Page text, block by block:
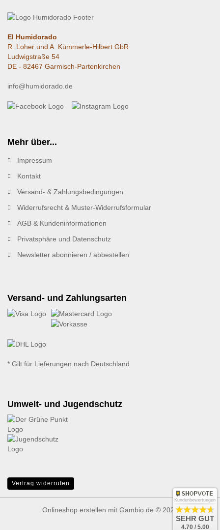
El Humidorado
R. Loher und A. Kümmerle-Hilbert GbR
Ludwigstraße 54
DE - 82467 Garmisch-Partenkirchen
info@humidorado.de
Mehr über...
Impressum
Kontakt
Versand- & Zahlungsbedingungen
Widerrufsrecht & Muster-Widerrufsformular
AGB & Kundeninformationen
Privatsphäre und Datenschutz
Newsletter abonnieren / abbestellen
Versand- und Zahlungsarten
* Gilt für Lieferungen nach Deutschland
Umwelt- und Jugendschutz
Vertrag widerrufen
Onlineshop erstellen mit Gambio.de © 2026
Kundenbewertungen
SEHR GUT
4.70 / 5.00